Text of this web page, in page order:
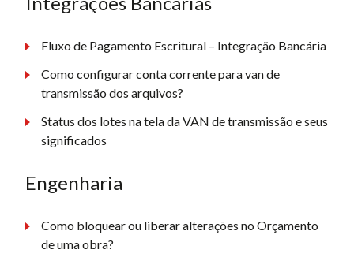
Fluxo de Pagamento Escritural – Integração Bancária
Como configurar conta corrente para van de
transmissão dos arquivos?
Status dos lotes na tela da VAN de transmissão e seus
significados
Engenharia
Como bloquear ou liberar alterações no Orçamento
de uma obra?